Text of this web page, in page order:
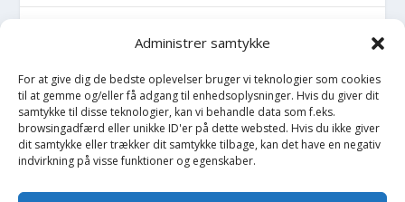
Administrer samtykke
For at give dig de bedste oplevelser bruger vi teknologier som cookies
til at gemme og/eller få adgang til enhedsoplysninger. Hvis du giver dit
samtykke til disse teknologier, kan vi behandle data som f.eks.
browsingadfærd eller unikke ID'er på dette websted. Hvis du ikke giver
dit samtykke eller trækker dit samtykke tilbage, kan det have en negativ
indvirkning på visse funktioner og egenskaber.
Termoflaske
Termometer
Termotøj